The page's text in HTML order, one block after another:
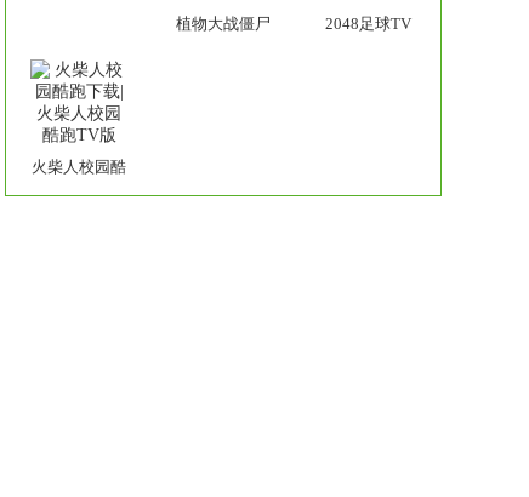
植物大战僵尸
2048足球TV
火柴人校园酷
跑下载|火柴